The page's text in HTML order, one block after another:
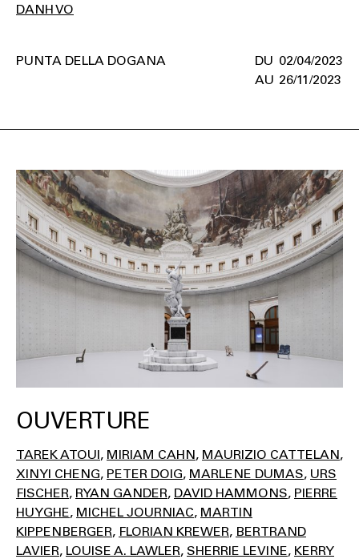
DANH VO
02/04/2023
26/11/2023
PUNTA DELLA DOGANA
OUVERTURE
TAREK ATOUI MIRIAM CAHN MAURIZIO CATTELAN
XINYI CHENG PETER DOIG MARLENE DUMAS URS
FISCHER RYAN GANDER DAVID HAMMONS PIERRE
HUYGHE MICHEL JOURNIAC MARTIN
KIPPENBERGER FLORIAN KREWER BERTRAND
LAVIER LOUISE A. LAWLER SHERRIE LEVINE KERRY